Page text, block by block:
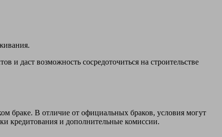
и даст возможность сосредоточиться на строительстве
браке. В отличие от официальных браков, условия могут
кредитования и дополнительные комиссии.